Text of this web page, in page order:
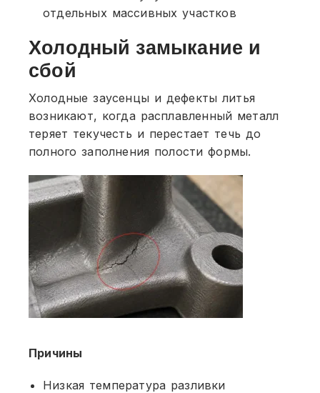
отдельных массивных участков
Холодный замыкание и
сбой
Холодные заусенцы и дефекты литья
возникают, когда расплавленный металл
теряет текучесть и перестает течь до
полного заполнения полости формы.
Причины
Низкая температура разливки